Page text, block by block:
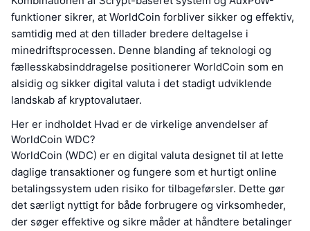
funktioner sikrer, at WorldCoin forbliver sikker og effektiv,
samtidig med at den tillader bredere deltagelse i
minedriftsprocessen. Denne blanding af teknologi og
fællesskabsinddragelse positionerer WorldCoin som en
alsidig og sikker digital valuta i det stadigt udviklende
landskab af kryptovalutaer.
Her er indholdet Hvad er de virkelige anvendelser af
WorldCoin WDC?
WorldCoin (WDC) er en digital valuta designet til at lette
daglige transaktioner og fungere som et hurtigt online
betalingssystem uden risiko for tilbageførsler. Dette gør
det særligt nyttigt for både forbrugere og virksomheder,
der søger effektive og sikre måder at håndtere betalinger